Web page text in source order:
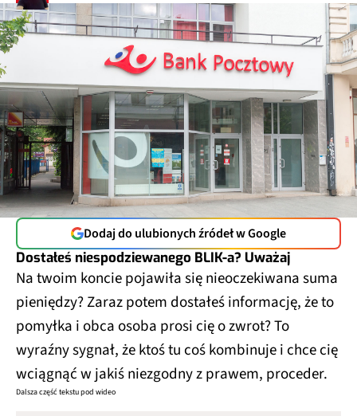
Dodaj do ulubionych źródeł w Google
Dostałeś niespodziewanego BLIK-a? Uważaj
Na twoim koncie pojawiła się nieoczekiwana suma
pieniędzy? Zaraz potem dostałeś informację, że to
pomyłka i obca osoba prosi cię o zwrot? To
wyraźny sygnał, że ktoś tu coś kombinuje i chce cię
wciągnąć w jakiś niezgodny z prawem, proceder.
Dalsza część tekstu pod wideo